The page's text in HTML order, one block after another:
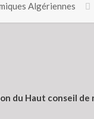
Algériennes
du Haut conseil de